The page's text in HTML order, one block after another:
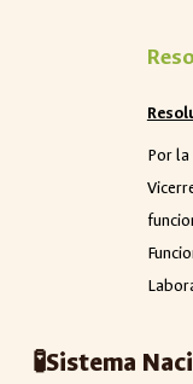
Por
🧪Sistema